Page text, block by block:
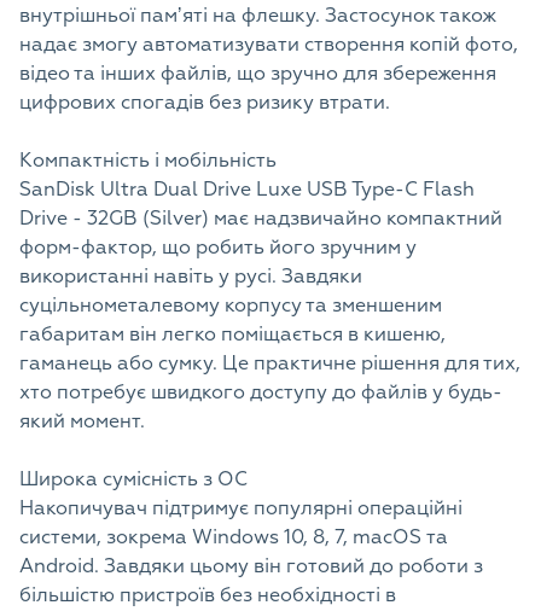
внутрішньої памʼяті на флешку. Застосунок також
надає змогу автоматизувати створення копій фото,
відео та інших файлів, що зручно для збереження
цифрових спогадів без ризику втрати.
Компактність і мобільність
SanDisk Ultra Dual Drive Luxe USB Type-C Flash
Drive - 32GB (Silver) має надзвичайно компактний
форм-фактор, що робить його зручним у
використанні навіть у русі. Завдяки
суцільнометалевому корпусу та зменшеним
габаритам він легко поміщається в кишеню,
гаманець або сумку. Це практичне рішення для тих,
хто потребує швидкого доступу до файлів у будь-
який момент.
Широка сумісність з ОС
Накопичувач підтримує популярні операційні
системи, зокрема Windows 10, 8, 7, macOS та
Android. Завдяки цьому він готовий до роботи з
більшістю пристроїв без необхідності в